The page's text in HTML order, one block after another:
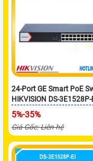
24-Port GE Smart PoE
HIKVISION DS-
5%-35%
Giá Gốc: Liên hệ